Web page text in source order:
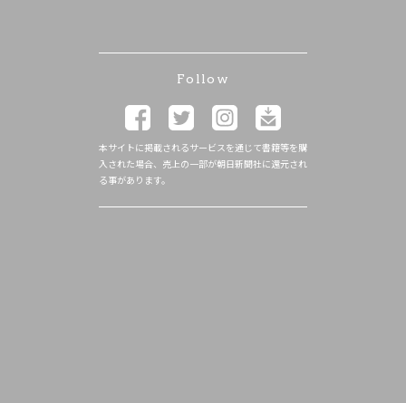
Follow
本サイトに掲載されるサービスを通じて書籍等を購
入された場合、売上の一部が朝日新聞社に還元され
る事があります。